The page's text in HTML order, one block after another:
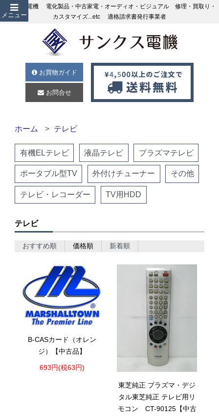
メニュー
サンクス電機 電化製品・中古家電・オーディオ・ビジュアル 修理・買取り・
カスタマイズ...etc 適格請求書発行事業者
お買物ガイド
お問合せ
ホーム テレビ
有機ELテレビ 液晶テレビ プラズマテレビ
ポータブル型TV 外付けチューナー その他
テレビ・レコーダー TV用HDD
テレビ
おすすめ順 価格順 新着順
B-CASカード（オレン
ジ）【中古品】
693円(税63円)
東芝純正 プラズマ・デジ
タル東芝純正 テレビ用リ
モコン CT-90125【中古